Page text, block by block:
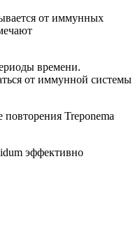
от иммунных
времени.
от иммунной системы
Treponema
эффективно